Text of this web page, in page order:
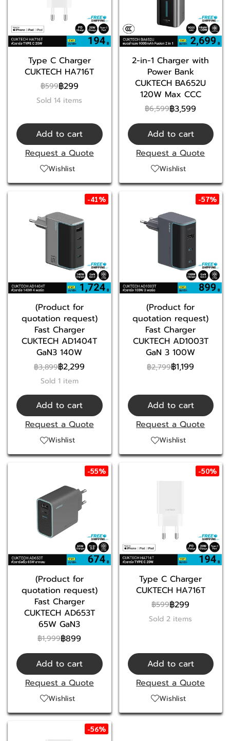
Type C Charger
CUKTECH HA716T
฿599฿299
Sold 14 items
Add to cart
Request a Quote
Wishlist
2-in-1 Charger with
Power Bank
CUKTECH BA652U
120W Max CCC
฿6,599฿3,599
Add to cart
Request a Quote
Wishlist
-41%
(Product for
quotation request)
Fast Charger
CUKTECH AD1404T
GaN3 140W
฿3,899฿2,299
Sold 1 item
Add to cart
Request a Quote
Wishlist
-57%
(Product for
quotation request)
Fast Charger
CUKTECH AD1003T
GaN 3 100W
฿2,799฿1,199
Add to cart
Request a Quote
Wishlist
-55%
(Product for
quotation request)
Fast Charger
CUKTECH AD653T
65W GaN3
฿1,999฿899
Add to cart
Request a Quote
Wishlist
-50%
Type C Charger
CUKTECH HA716T
฿599฿299
Sold 2 items
Add to cart
Request a Quote
Wishlist
-56%